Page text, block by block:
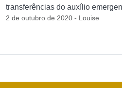
transferências do auxílio
2 de outubro de 2020 - Louise